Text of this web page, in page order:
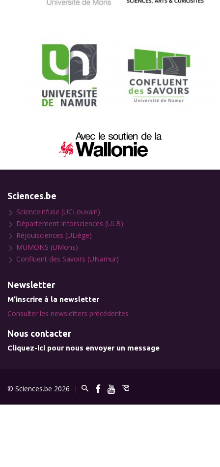
Sciences.be
Scienceinfuse (UCLouvain)
Département Inforsciences (ULB)
Réjouisciences (ULiège)
MUMONS (UMons)
Confluent des Savoirs (UNamur)
Newsletter
M'inscrire à la newsletter
Consulter les newsletters précédentes
Nous contacter
Cliquez-ici pour nous envoyer un message
© Sciences.be 2026 |